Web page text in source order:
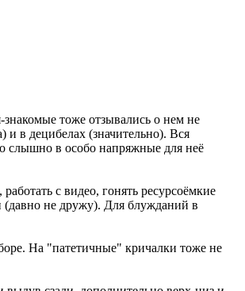
знакомые тоже отзывались о нем не
и в децибелах (значительно). Вся
слышно в особо напряжные для неё
с видео, гонять ресурсоёмкие
не дружу). Для блужданий в
На "патетичные" кричалки тоже не